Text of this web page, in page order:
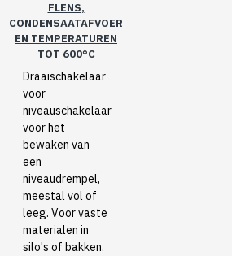
FLENS,
CONDENSAATAFVOER
EN TEMPERATUREN
TOT 600°C
Draaischakelaar
voor
niveauschakelaar
voor het
bewaken van
een
niveaudrempel,
meestal vol of
leeg. Voor vaste
materialen in
silo's of bakken.